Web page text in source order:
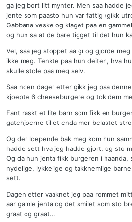
ga jeg bort litt mynter. Men saa hadde
jente som paasto hun var fattig (gikk
Gabbana veske og klaget paa en
og hun sa at de bare tigget til det hun
Vel, saa jeg stoppet aa gi og gjorde
ikke meg. Tenkte paa hun deiten, hva
skulle stole paa meg selv.
Saa noen dager etter gikk jeg paa
kjoepte 6 cheeseburgere og tok dem
Fant raskt et lite barn som fikk en
gatehjoerne til et enda mer belastet
Og der loepende bak meg kom hun
hadde sett hva jeg hadde gjort, og sto
Og da hun jenta fikk burgeren i
nydelige, lykkelige og takknemlige
sett.
Dagen etter vaaknet jeg paa rommet
aar gamle jenta og det smilet som sto
graat og graat...